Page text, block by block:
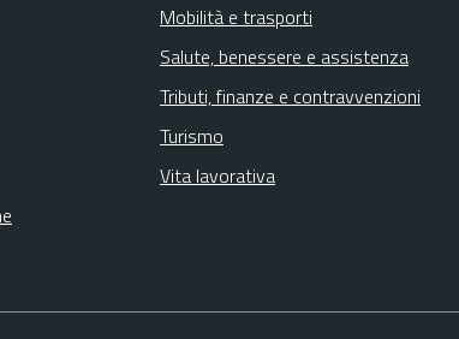
Mobilità e trasporti
Salute, benessere e assistenza
Tributi, finanze e contravvenzioni
Turismo
Vita lavorativa